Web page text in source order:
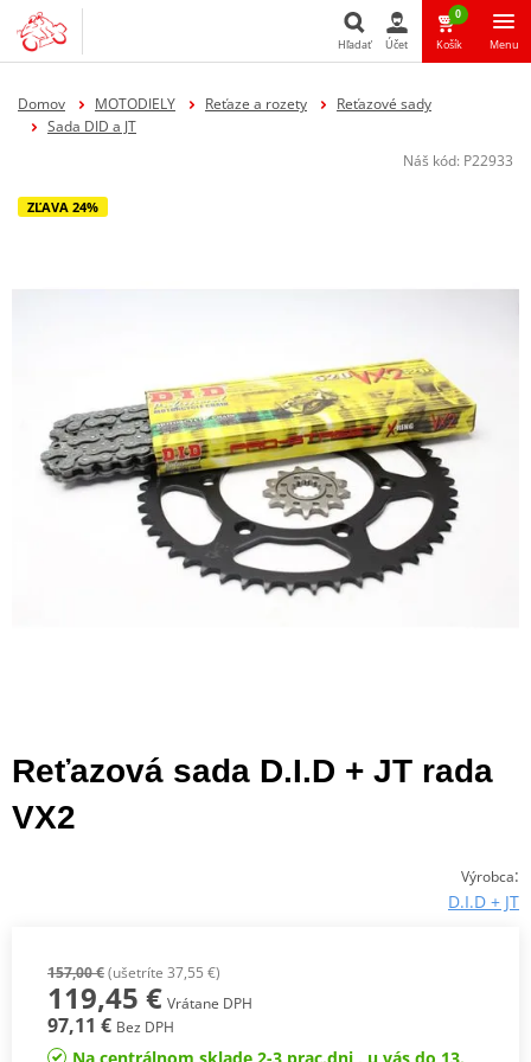
Hľadať Účet
0
Košík Menu
Domov MOTODIELY Reťaze a rozety
Reťazové sady
Sada DID a JT
Náš kód: P22933
ZĽAVA 24%
Reťazová sada D.I.D + JT rada
VX2
Výrobca:
D.I.D + JT
157,00 €(ušetríte 37,55 €)
119,45 € Vrátane DPH
97,11 € Bez DPH